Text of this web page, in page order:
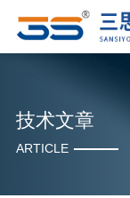
技术文章
ARTICLE